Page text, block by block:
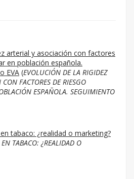
arterial y asociación con factores
en población española.
EVA (EVOLUCIÓN DE LA RIGIDEZ
FACTORES DE RIESGO
ESPAÑOLA. SEGUIMIENTO
tabaco: ¿realidad o marketing?
TABACO: ¿REALIDAD O